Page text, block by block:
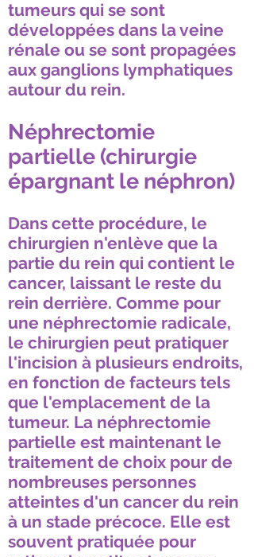
tumeurs qui se sont
développées dans la veine
rénale ou se sont propagées
aux ganglions lymphatiques
autour du rein.
Néphrectomie
partielle (chirurgie
épargnant le néphron)
Dans cette procédure, le
chirurgien n'enlève que la
partie du rein qui contient le
cancer, laissant le reste du
rein derrière. Comme pour
une néphrectomie radicale,
le chirurgien peut pratiquer
l'incision à plusieurs endroits,
en fonction de facteurs tels
que l'emplacement de la
tumeur. La néphrectomie
partielle est maintenant le
traitement de choix pour de
nombreuses personnes
atteintes d'un cancer du rein
à un stade précoce. Elle est
souvent pratiquée pour